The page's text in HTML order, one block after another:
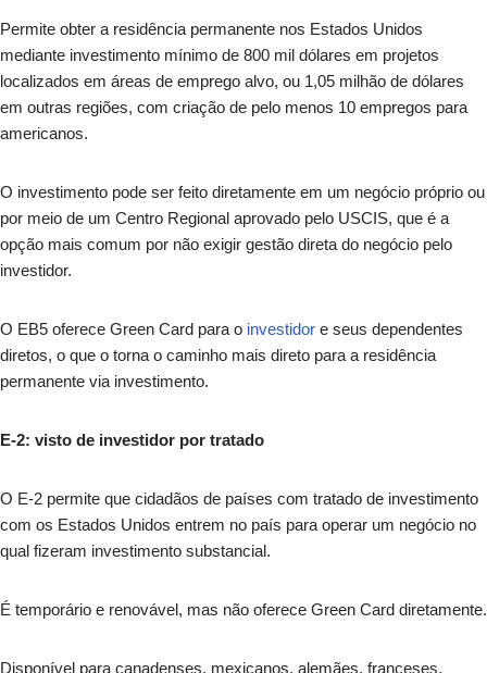
Permite obter a residência permanente nos Estados Unidos
mediante investimento mínimo de 800 mil dólares em projetos
localizados em áreas de emprego alvo, ou 1,05 milhão de dólares
em outras regiões, com criação de pelo menos 10 empregos para
americanos.
O investimento pode ser feito diretamente em um negócio próprio ou
por meio de um Centro Regional aprovado pelo USCIS, que é a
opção mais comum por não exigir gestão direta do negócio pelo
investidor.
O EB5 oferece Green Card para o investidor e seus dependentes
diretos, o que o torna o caminho mais direto para a residência
permanente via investimento.
E-2: visto de investidor por tratado
O E-2 permite que cidadãos de países com tratado de investimento
com os Estados Unidos entrem no país para operar um negócio no
qual fizeram investimento substancial.
É temporário e renovável, mas não oferece Green Card diretamente.
Disponível para canadenses, mexicanos, alemães, franceses,